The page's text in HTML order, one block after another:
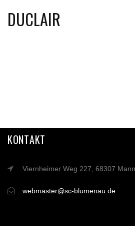
DUCLAIR
KONTAKT
Viernheimer Weg 227, 68307
webmaster@sc-blumenau.de